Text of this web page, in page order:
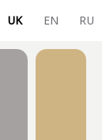
UK EN RU